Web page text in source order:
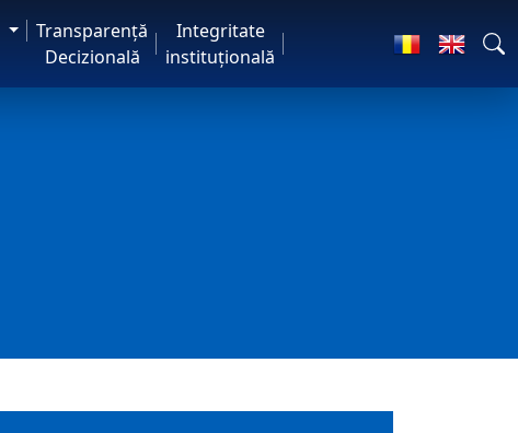
Transparență
Decizională
Integritate
instituțională